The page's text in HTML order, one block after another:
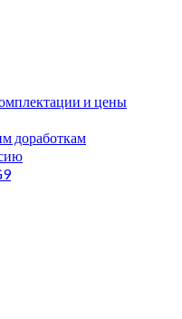
и цены
доработкам